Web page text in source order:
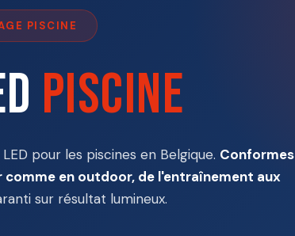
PISCINE
piscine
pour les piscines en Belgique. Conformes
comme en outdoor, de l'entraînement aux
sur résultat lumineux.